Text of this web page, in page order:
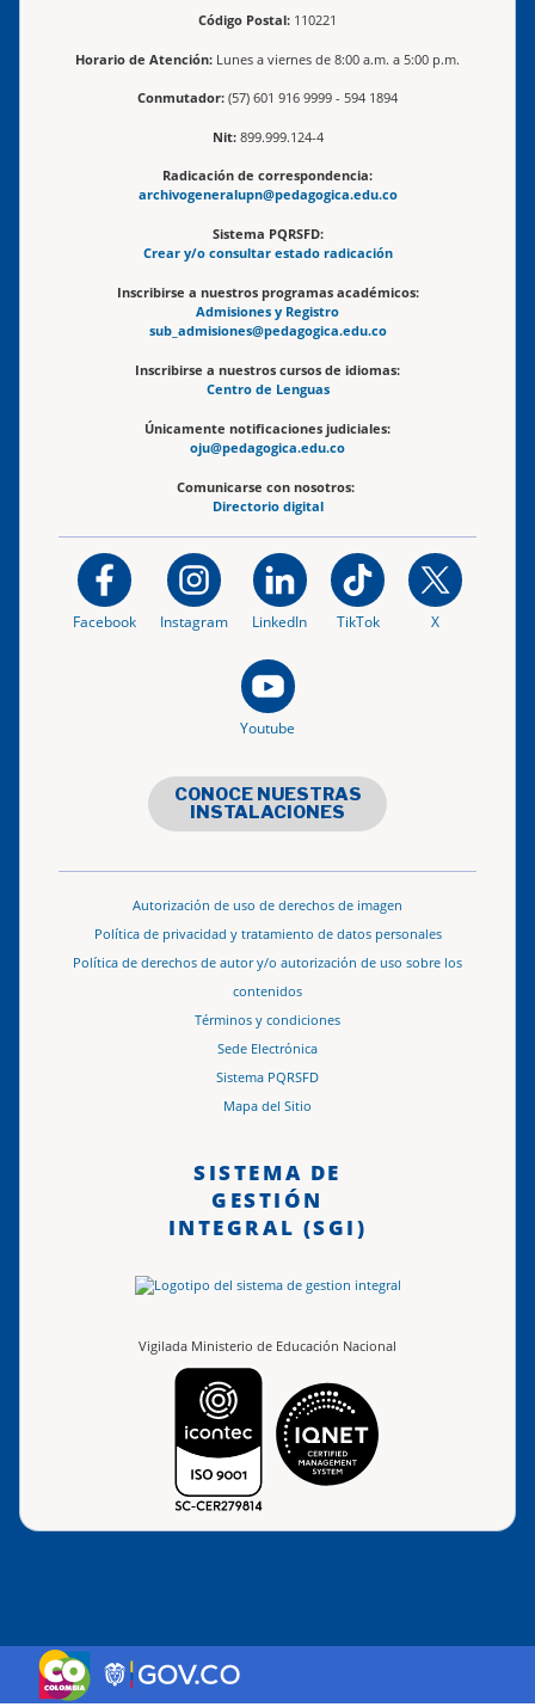
Código Postal: 110221
Horario de Atención: Lunes a viernes de 8:00 a.m. a 5:00 p.m.
Conmutador: (57) 601 916 9999 - 594 1894
Nit:899.999.124-4
Radicación de correspondencia:
archivogeneralupn@pedagogica.edu.co
Sistema PQRSFD:
Crear y/o consultar estado radicación
Inscribirse a nuestros programas académicos:
Admisiones y Registro
sub_admisiones@pedagogica.edu.co
Inscribirse a nuestros cursos de idiomas:
Centro de Lenguas
Únicamente notificaciones judiciales:
oju@pedagogica.edu.co
Comunicarse con nosotros:
Directorio digital
Facebook Instagram LinkedIn TikTok X
Youtube
CONOCE NUESTRAS
INSTALACIONES
Autorización de uso de derechos de imagen
Política de privacidad y tratamiento de datos personales
Política de derechos de autor y/o autorización de uso sobre los
contenidos
Términos y condiciones
Sede Electrónica
Sistema PQRSFD
Mapa del Sitio
SISTEMA DE
GESTIÓN
INTEGRAL (SGI)
Vigilada Ministerio de Educación Nacional